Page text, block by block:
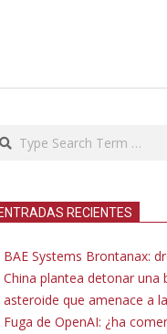
ENTRADAS RECIENTES
BAE Systems Brontanax:
China plantea detonar una
asteroide que amenace a
Fuga de OpenAI: ¿ha